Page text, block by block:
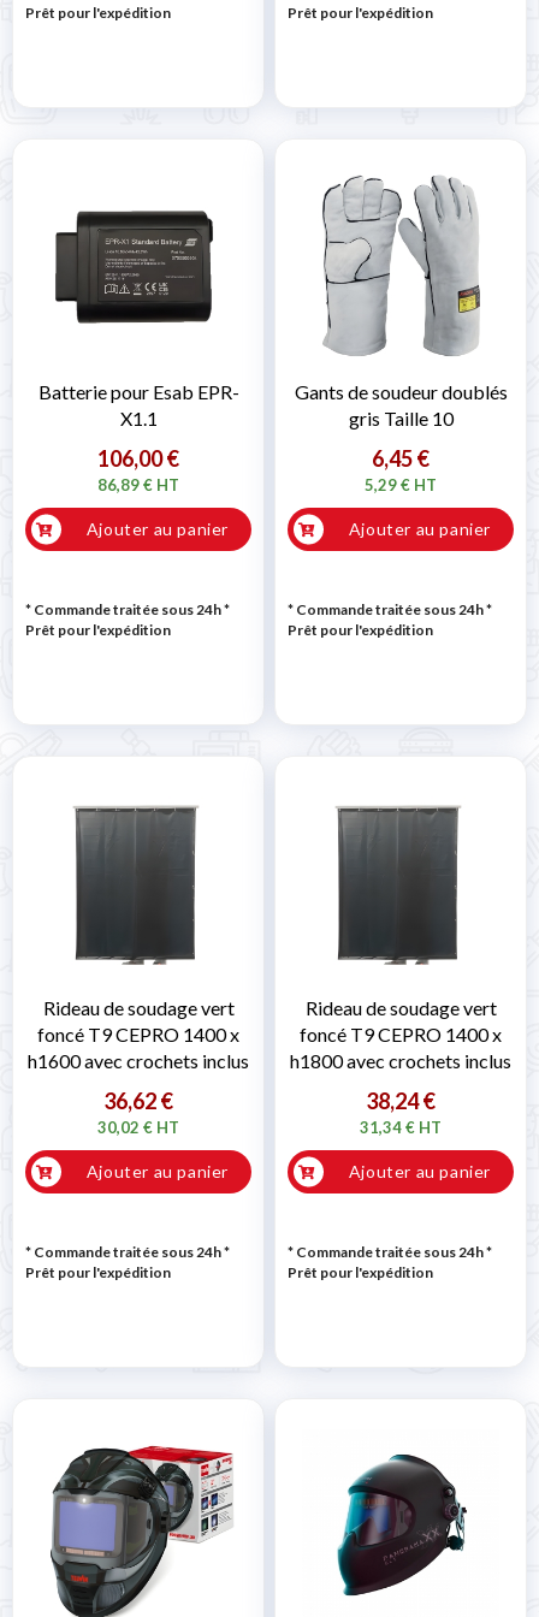
Prêt pour l'expédition
Prêt pour l'expédition
Batterie pour Esab EPR-
X1.1
106,00 €
86,89 € HT
Ajouter au panier
* Commande traitée sous 24h*
Prêt pour l'expédition
Gants de soudeur doublés
gris Taille 10
6,45 €
5,29 € HT
Ajouter au panier
* Commande traitée sous 24h*
Prêt pour l'expédition
Rideau de soudage vert
foncé T9 CEPRO 1400 x
h1600 avec crochets inclus
36,62 €
30,02 € HT
Ajouter au panier
* Commande traitée sous 24h*
Prêt pour l'expédition
Rideau de soudage vert
foncé T9 CEPRO 1400 x
h1800 avec crochets inclus
38,24 €
31,34 € HT
Ajouter au panier
* Commande traitée sous 24h*
Prêt pour l'expédition